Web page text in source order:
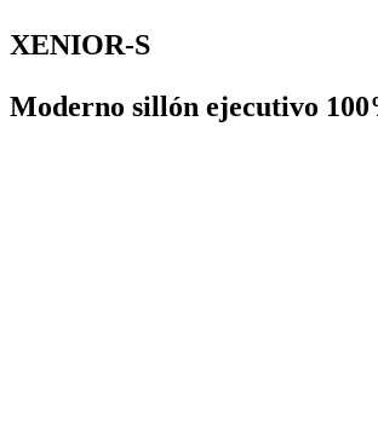
XENIOR-S
Moderno sillón ejecutivo